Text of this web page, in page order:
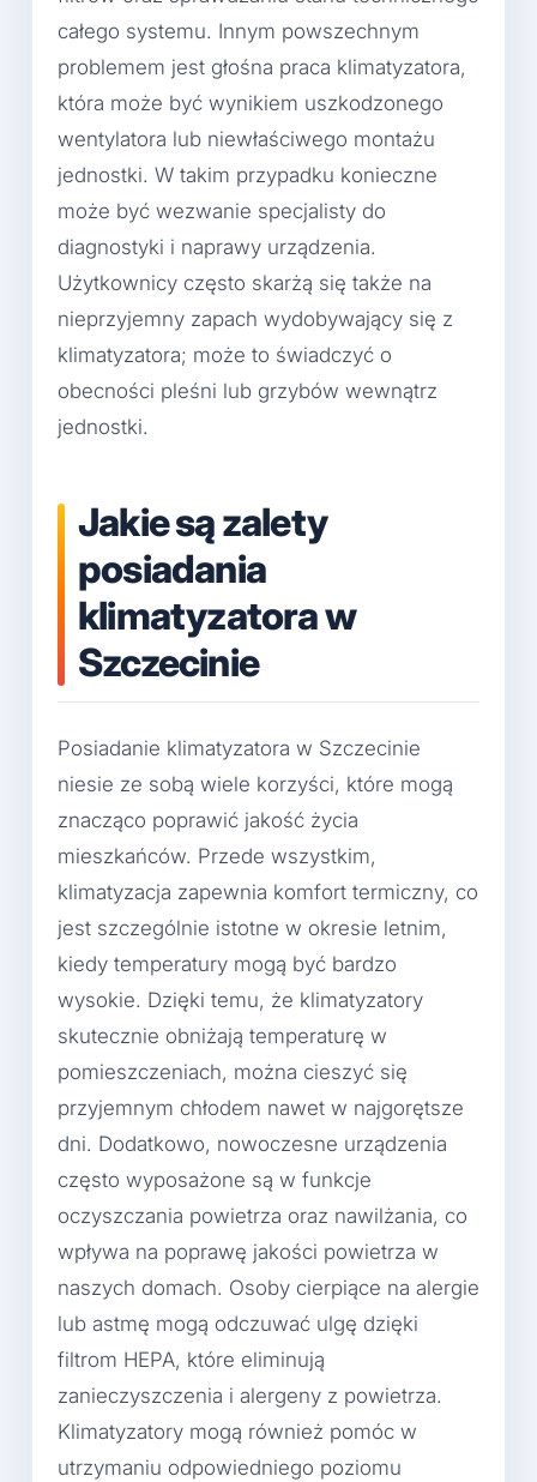
całego systemu. Innym powszechnym
problemem jest głośna praca klimatyzatora,
która może być wynikiem uszkodzonego
wentylatora lub niewłaściwego montażu
jednostki. W takim przypadku konieczne
może być wezwanie specjalisty do
diagnostyki i naprawy urządzenia.
Użytkownicy często skarżą się także na
nieprzyjemny zapach wydobywający się z
klimatyzatora; może to świadczyć o
obecności pleśni lub grzybów wewnątrz
jednostki.
Jakie są zalety
posiadania
klimatyzatora w
Szczecinie
Posiadanie klimatyzatora w Szczecinie
niesie ze sobą wiele korzyści, które mogą
znacząco poprawić jakość życia
mieszkańców. Przede wszystkim,
klimatyzacja zapewnia komfort termiczny, co
jest szczególnie istotne w okresie letnim,
kiedy temperatury mogą być bardzo
wysokie. Dzięki temu, że klimatyzatory
skutecznie obniżają temperaturę w
pomieszczeniach, można cieszyć się
przyjemnym chłodem nawet w najgorętsze
dni. Dodatkowo, nowoczesne urządzenia
często wyposażone są w funkcje
oczyszczania powietrza oraz nawilżania, co
wpływa na poprawę jakości powietrza w
naszych domach. Osoby cierpiące na alergie
lub astmę mogą odczuwać ulgę dzięki
filtrom HEPA, które eliminują
zanieczyszczenia i alergeny z powietrza.
Klimatyzatory mogą również pomóc w
utrzymaniu odpowiedniego poziomu